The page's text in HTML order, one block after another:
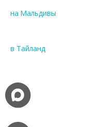
на Мальдивы
в Тайланд